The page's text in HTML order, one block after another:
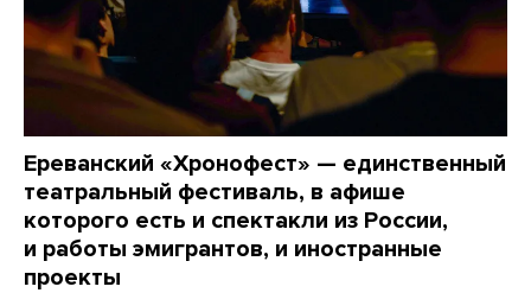
Ереванский «Хронофест» — единственный
театральный фестиваль, в афише
которого есть и спектакли из России,
и работы эмигрантов, и иностранные
проекты